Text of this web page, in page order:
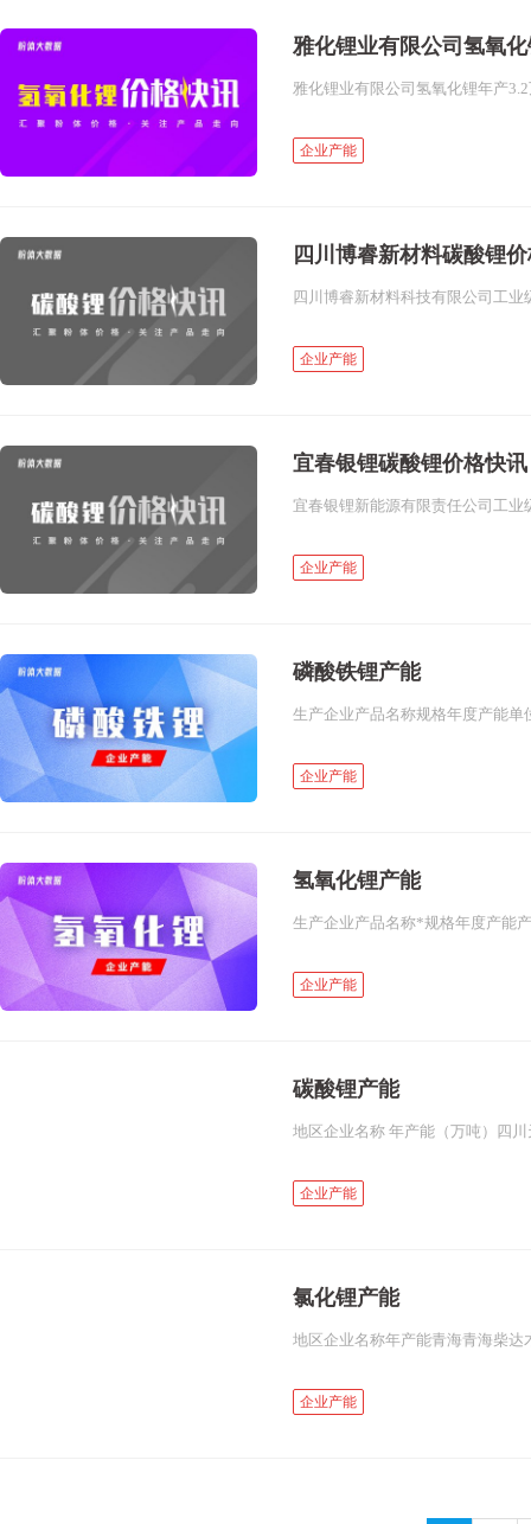
雅化锂业有限公司氢氧
企业产能
四川博睿新材料碳酸锂
四川博睿新材料科技有限公司工
企业产能
宜春银锂碳酸锂价格快讯
宜春银锂新能源有限责任公司工业
企业产能
磷酸铁锂产能
企业产能
氢氧化锂产能
企业产能
碳酸锂产能
企业产能
氯化锂产能
企业产能